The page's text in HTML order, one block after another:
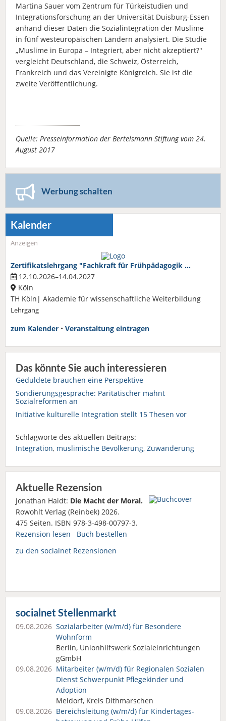
Martina Sauer vom Zentrum für Türkeistudien und
Integrationsforschung an der Universität Duisburg-Essen
anhand dieser Daten die Sozialintegration der Muslime
in fünf westeuropäischen Ländern analysiert. Die Studie
„Muslime in Europa – Integriert, aber nicht akzeptiert?"
vergleicht Deutschland, die Schweiz, Österreich,
Frankreich und das Vereinigte Königreich. Sie ist die
zweite Veröffentlichung.
Quelle: Presseinformation der Bertelsmann Stiftung vom 24.
August 2017
Werbung schalten
Kalender
Anzeigen
Zertifikatslehrgang "Fachkraft für Frühpädagogik …
12.10.2026–14.04.2027
Köln
TH Köln| Akademie für wissenschaftliche Weiterbildung
Lehrgang
zum Kalender • Veranstaltung eintragen
Das könnte Sie auch interessieren
Geduldete brauchen eine Perspektive
Sondierungsgespräche: Paritätischer mahnt
Sozialreformen an
Initiative kulturelle Integration stellt 15 Thesen vor
Schlagworte des aktuellen Beitrags:
Integration, muslimische Bevölkerung, Zuwanderung
Aktuelle Rezension
Jonathan Haidt: Die Macht der Moral.
Rowohlt Verlag (Reinbek) 2026.
475 Seiten. ISBN 978-3-498-00797-3.
Rezension lesen
Buch bestellen
zu den socialnet Rezensionen
socialnet Stellenmarkt
09.08.2026 Sozialarbeiter (w/m/d) für Besondere
Wohnform
Berlin, Unionhilfswerk Sozialeinrichtungen
gGmbH
09.08.2026 Mitarbeiter (w/m/d) für Regionalen Sozialen
Dienst Schwerpunkt Pflegekinder und
Adoption
Meldorf, Kreis Dithmarschen
09.08.2026 Bereichsleitung (w/m/d) für Kindertages­